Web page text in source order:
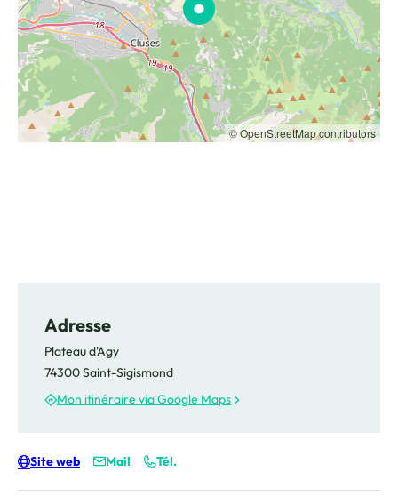
© OpenStreetMap contributors
Adresse
Plateau d'Agy
74300 Saint-Sigismond
Mon itinéraire via Google Maps
Site web Mail Tél.